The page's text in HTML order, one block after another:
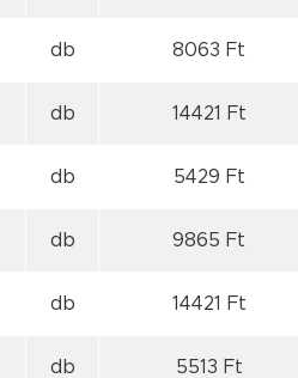
db 8063 Ft
db 14421 Ft
db 5429 Ft
db 9865 Ft
db 14421 Ft
db 5513 Ft